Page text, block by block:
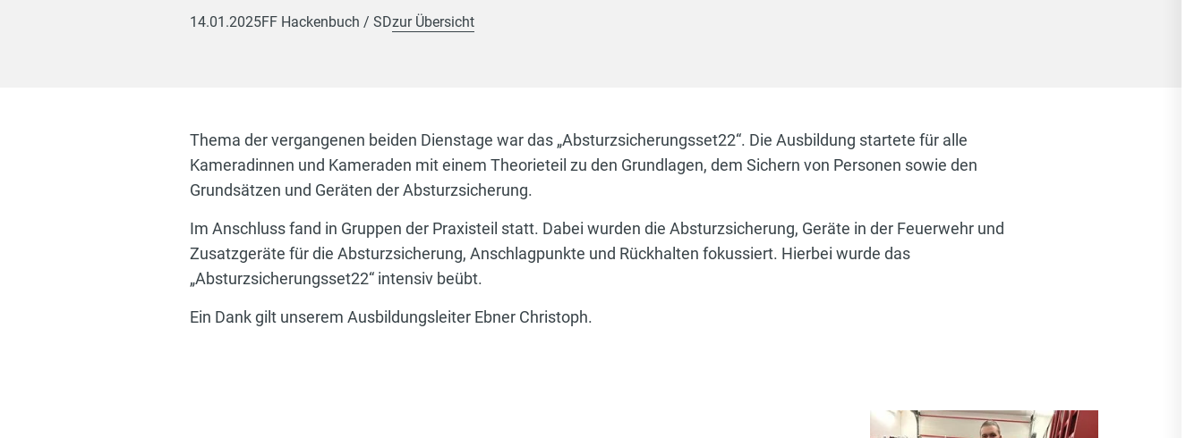
14.01.2025FF Hackenbuch / SDzur Übersicht
Thema der vergangenen beiden Dienstage war das „Absturzsicherungsset22“. Die Ausbildung startete für alle
Kameradinnen und Kameraden mit einem Theorieteil zu den Grundlagen, dem Sichern von Personen sowie den
Grundsätzen und Geräten der Absturzsicherung.
Im Anschluss fand in Gruppen der Praxisteil statt. Dabei wurden die Absturzsicherung, Geräte in der Feuerwehr und
Zusatzgeräte für die Absturzsicherung, Anschlagpunkte und Rückhalten fokussiert. Hierbei wurde das
„Absturzsicherungsset22“ intensiv beübt.
Ein Dank gilt unserem Ausbildungsleiter Ebner Christoph.